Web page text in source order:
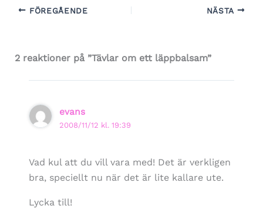
FÖREGÅENDE NÄSTA
2 reaktioner på ”Tävlar om ett läppbalsam”
evans
2008/11/12 kl. 19:39
Vad kul att du vill vara med! Det är verkligen
bra, speciellt nu när det är lite kallare ute.
Lycka till!